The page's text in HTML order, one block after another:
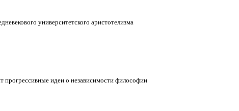
университетского аристотелизма
идеи о независимости философии